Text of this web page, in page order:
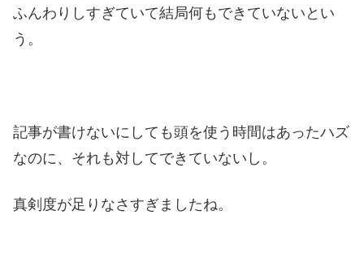
ふんわりしすぎていて結局何もできていないとい
う。
記事が書けないにしても頭を使う時間はあったハズ
なのに、それも対してできていないし。
真剣度が足りなさすぎましたね。